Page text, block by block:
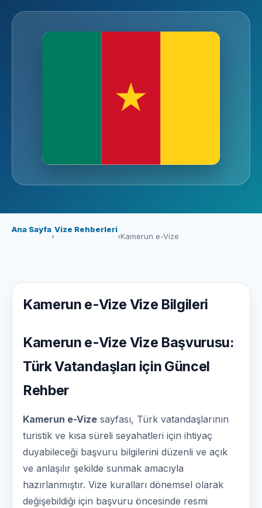
Ana Sayfa
›
Vize Rehberleri
›Kamerun e-Vize
Kamerun e-Vize Vize Bilgileri
Kamerun e-Vize Vize Başvurusu:
Türk Vatandaşları için Güncel
Rehber
Kamerun e-Vize sayfası, Türk vatandaşlarının
turistik ve kısa süreli seyahatleri için ihtiyaç
duyabileceği başvuru bilgilerini düzenli ve açık
ve anlaşılır şekilde sunmak amacıyla
hazırlanmıştır. Vize kuralları dönemsel olarak
değişebildiği için başvuru öncesinde resmi